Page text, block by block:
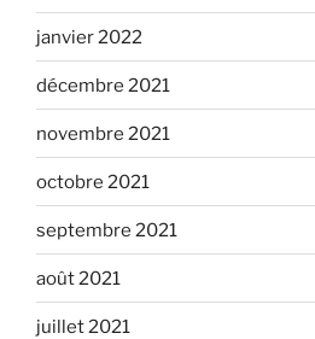
janvier 2022
décembre 2021
novembre 2021
octobre 2021
septembre 2021
août 2021
juillet 2021